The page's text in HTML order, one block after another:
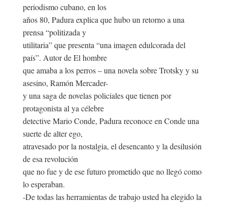
periodismo cubano, en los
años 80, Padura explica que hubo un retorno a una
prensa “politizada y
utilitaria” que presenta “una imagen edulcorada del
país”. Autor de El hombre
que amaba a los perros – una novela sobre Trotsky y su
asesino, Ramón Mercader-
y una saga de novelas policiales que tienen por
protagonista al ya célebre
detective Mario Conde, Padura reconoce en Conde una
suerte de alter ego,
atravesado por la nostalgia, el desencanto y la desilusión
de esa revolución
que no fue y de ese futuro prometido que no llegó como
lo esperaban.
-De todas las herramientas de trabajo usted ha elegido la